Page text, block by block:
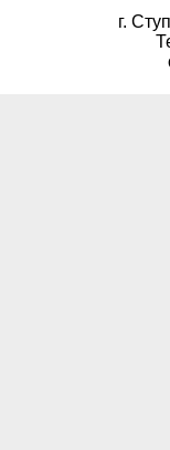
г.